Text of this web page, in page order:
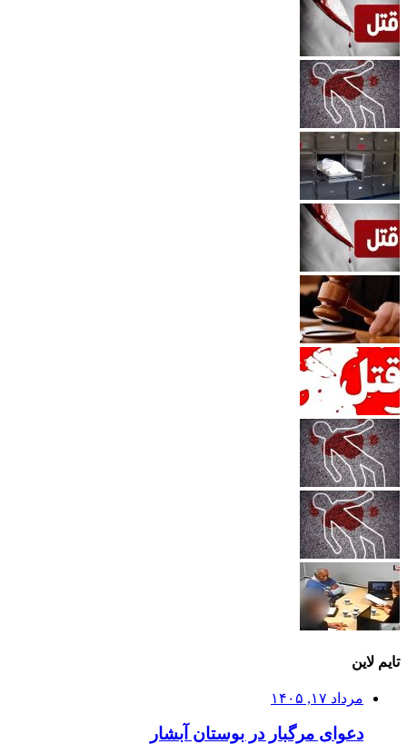
تایم لاین
مرداد ۱۷, ۱۴۰۵
دعوای مرگبار در بوستان آبشار